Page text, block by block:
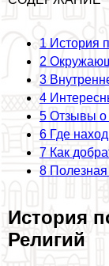
1 История
2
3
4
5 Отзывы о
6 Где
7 Как
8
История
Религий